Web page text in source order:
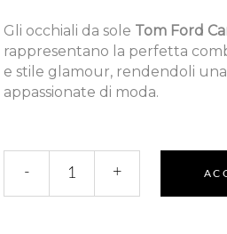
Gli occhiali da sole Tom Ford
rappresentano la perfetta
e stile glamour, rendendoli
appassionate di moda.
- +